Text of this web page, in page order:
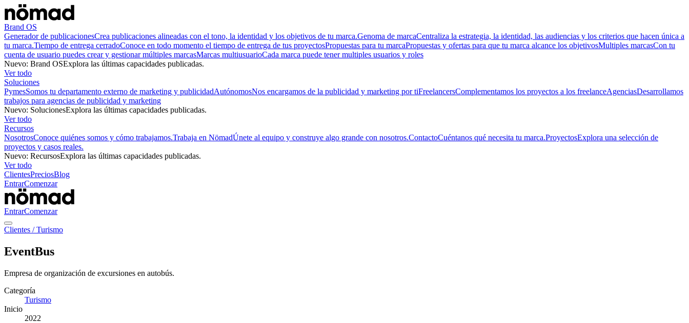
Brand OS
Generador de publicacionesCrea publicaciones alineadas con el tono, la identidad y los objetivos de tu marca.Genoma de marcaCentraliza la estrategia, la identidad, las audiencias y los criterios que hacen única a
tu marca.Tiempo de entrega cerradoConoce en todo momento el tiempo de entrega de tus proyectosPropuestas para tu marcaPropuestas y ofertas para que tu marca alcance los objetivosMultiples marcasCon tu
cuenta de usuario puedes crear y gestionar múltiples marcasMarcas multiusuarioCada marca puede tener multiples usuarios y roles
Nuevo: Brand OSExplora las últimas capacidades publicadas.
Ver todo
Soluciones
PymesSomos tu departamento externo de marketing y publicidadAutónomosNos encargamos de la publicidad y marketing por tiFreelancersComplementamos los proyectos a los freelanceAgenciasDesarrollamos
trabajos para agencias de publicidad y marketing
Nuevo: SolucionesExplora las últimas capacidades publicadas.
Ver todo
Recursos
NosotrosConoce quiénes somos y cómo trabajamos.Trabaja en NömadÚnete al equipo y construye algo grande con nosotros.ContactoCuéntanos qué necesita tu marca.ProyectosExplora una selección de
proyectos y casos reales.
Nuevo: RecursosExplora las últimas capacidades publicadas.
Ver todo
ClientesPreciosBlog
EntrarComenzar
EntrarComenzar
Clientes /Turismo
EventBus
Empresa de organización de excursiones en autobús.
Categoría
Turismo
Inicio
2022